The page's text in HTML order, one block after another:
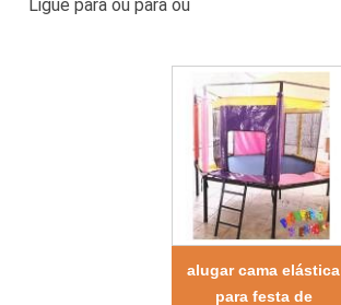
Ligue paraou paraou
alugar cama elástica
para festa de